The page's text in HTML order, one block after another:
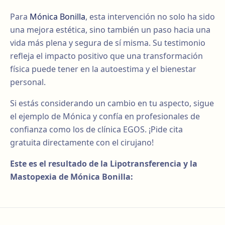
Para Mónica Bonilla, esta intervención no solo ha sido
una mejora estética, sino también un paso hacia una
vida más plena y segura de sí misma. Su testimonio
refleja el impacto positivo que una transformación
física puede tener en la autoestima y el bienestar
personal.
Si estás considerando un cambio en tu aspecto, sigue
el ejemplo de Mónica y confía en profesionales de
confianza como los de clínica EGOS. ¡Pide cita
gratuita directamente con el cirujano!
Este es el resultado de la Lipotransferencia y la
Mastopexia de Mónica Bonilla: